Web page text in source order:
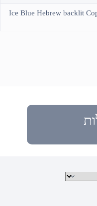
Ice Blue Hebrew backlit
מוצרים